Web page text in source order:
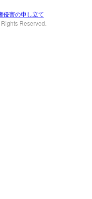
侵害の申し立て
Reserved.